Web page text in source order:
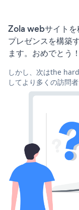
Zola webサイトを
プレゼンスを構築
ます。おめでとう！
しかし、次はthe
してより多くの訪問